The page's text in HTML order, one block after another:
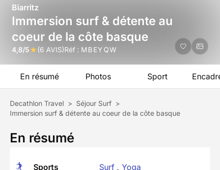
Biarritz
Immersion surf & détente au
coeur de la côte basque
4,8/5 (6 AVIS)Réf : MBEYQW
En résumé Photos Sport
Decathlon Travel > Séjour Surf >
Immersion surf & détente au coeur de la côte basque
En résumé
Sports Surf , Yoga